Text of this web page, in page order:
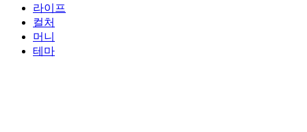
라이프
컬처
머니
테마